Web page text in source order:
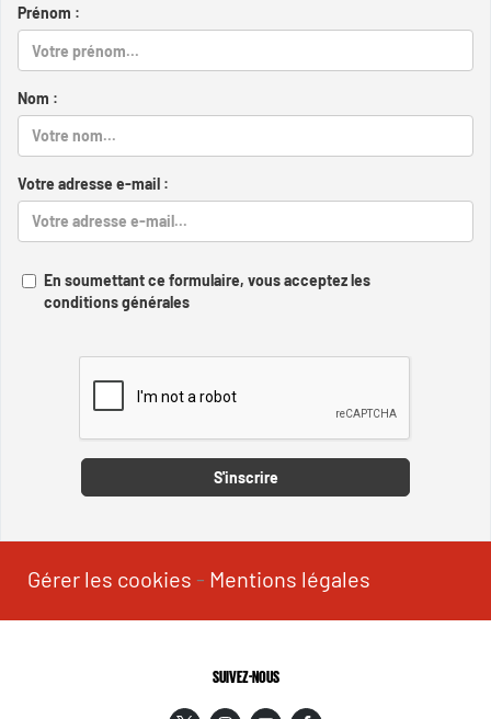
Prénom :
Nom :
Votre adresse e-mail :
En soumettant ce formulaire, vous acceptez les
conditions générales
S'inscrire
Gérer les cookies - Mentions légales
SUIVEZ-NOUS